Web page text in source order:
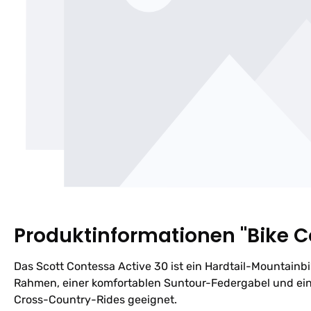
Produktinformationen "Bike
Das Scott Contessa Active 30 ist ein Hardtail-
Rahmen, einer komfortablen Suntour-Federgabel und
Cross-Country-Rides geeignet.